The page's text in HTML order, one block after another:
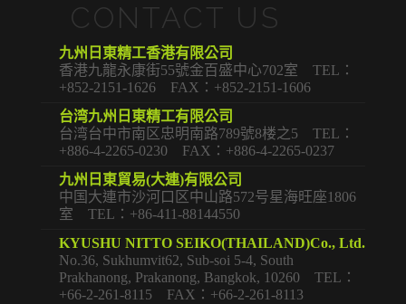
CONTACT US
九州日東精工香港有限公司
香港九龍永康街55號金百盛中心702室 TEL：
+852-2151-1626 FAX：+852-2151-1606
台湾九州日東精工有限公司
台湾台中市南区忠明南路789號8楼之5 TEL：
+886-4-2265-0230 FAX：+886-4-2265-0237
九州日東貿易(大連)有限公司
中国大連市沙河口区中山路572号星海旺座1806
室 TEL：+86-411-88144550
KYUSHU NITTO SEIKO(THAILAND)Co., Ltd.
No.36, Sukhumvit62, Sub-soi 5-4, South
Prakhanong, Prakanong, Bangkok, 10260 TEL：
+66-2-261-8115 FAX：+66-2-261-8113